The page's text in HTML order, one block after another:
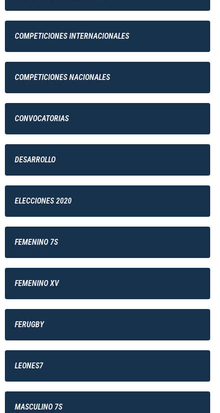
COMPETICIONES INTERNACIONALES
COMPETICIONES NACIONALES
CONVOCATORIAS
DESARROLLO
ELECCIONES 2020
FEMENINO 7S
FEMENINO XV
FERUGBY
LEONES7
MASCULINO 7S